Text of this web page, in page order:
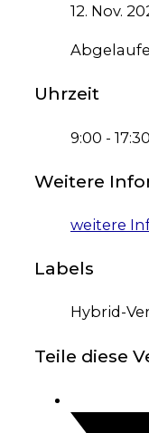
12. Nov.
Uhrzeit
9:00 - 17:30
Weitere
weitere
Labels
Hybrid-
Teile diese